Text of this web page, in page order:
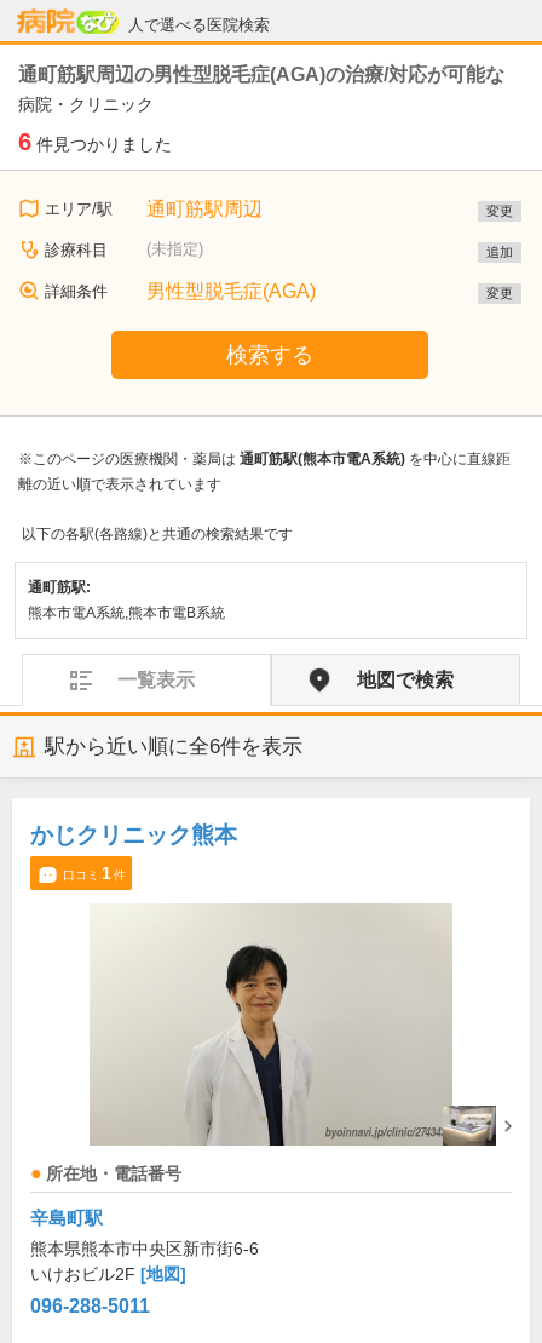
人で選べる医院検索
病院なび
通町筋駅周辺の男性型脱毛症(AGA)の治療/対応が可能な
病院・クリニック
6 件見つかりました
エリア/駅 通町筋駅周辺 変更
診療科目 (未指定) 追加
詳細条件 男性型脱毛症(AGA) 変更
検索する
※このページの医療機関・薬局は 通町筋駅(熊本市電A系統) を中心に直線距
離の近い順で表示されています
以下の各駅(各路線)と共通の検索結果です
通町筋駅:
熊本市電A系統,熊本市電B系統
一覧表示 地図で検索
駅から近い順に全6件を表示
かじクリニック熊本
口コミ 1件
所在地・電話番号
辛島町駅
熊本県熊本市中央区新市街6-6
いけおビル2F [地図]
096-288-5011